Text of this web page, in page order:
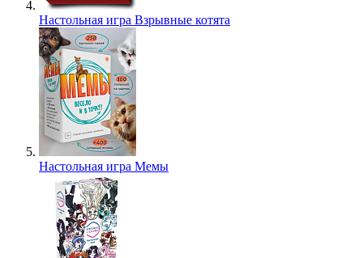
Настольная игра Взрывные котята
Настольная игра Мемы